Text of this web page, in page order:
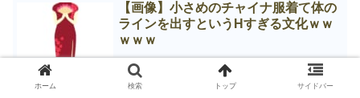
【画像】小さめのチャイナ服着て体の
ラインを出すというНすぎる文化ｗｗ
ｗｗｗ
【画像】ロンブー淳が自分の◯㐅撮り
ホーム 検索 トップ サイドバー